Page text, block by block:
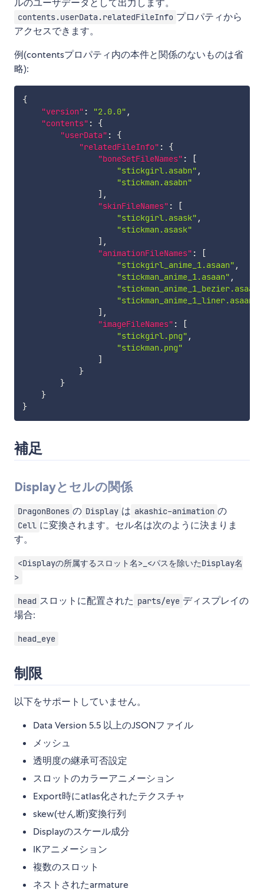
ルのユーザデータとして出力します。
contents.userData.relatedFileInfo プロパティから
アクセスできます。
例(contentsプロパティ内の本件と関係のないものは省
略):
{
"version" : "2.0.0" ,
"contents" :
{
"userData" :
{
"relatedFileInfo" :
{
"boneSetFileNames" :
[
"stickgirl.asabn" ,
"stickman.asabn"
] ,
"skinFileNames" :
[
"stickgirl.asask" ,
"stickman.asask"
] ,
"animationFileNames" :
[
"stickgirl_anime_1.asaan" ,
"stickman_anime_1.asaan" ,
"stickman_anime_1_bezier.asaan"
"stickman_anime_1_liner.asaan"
] ,
"imageFileNames" :
[
"stickgirl.png" ,
"stickman.png"
]
}
}
}
}
補足
Displayとセルの関係
DragonBones の Display は akashic-animation の
Cell に変換されます。セル名は次のように決まりま
す。
<Displayの所属するスロット名>_<パスを除いたDisplay名
>
head スロットに配置された parts/eye ディスプレイの
場合:
head_eye
制限
以下をサポートしていません。
Data Version 5.5 以上のJSONファイル
メッシュ
透明度の継承可否設定
スロットのカラーアニメーション
Export時にatlas化されたテクスチャ
skew(せん断)変換行列
Displayのスケール成分
IKアニメーション
複数のスロット
ネストされたarmature